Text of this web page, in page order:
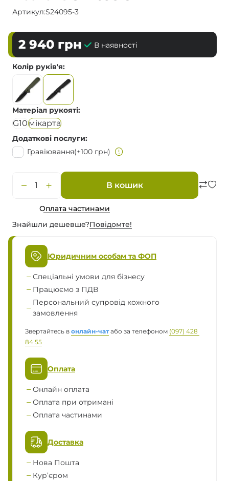
Артикул:S24095-3
2 940 грн В наявності
Колір руків'я
Матеріал рукояті
G10мікарта
Додаткові послуги
Гравіювання(+100 грн)
В кошик
Оплата частинами
Знайшли дешевше?Повiдомте!
Юридичним особам та ФОП
Спеціальні умови для бізнесу
Працюємо з ПДВ
Персональний супровід кожного
замовлення
Звертайтесь в онлайн-чат або за телефоном (097) 428
84 55
Оплата
Онлайн оплата
Оплата при отримані
Оплата частинами
Доставка
Нова Пошта
Кур’єром